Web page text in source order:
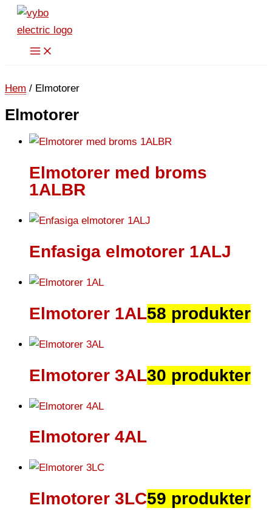
Hoppa
innehåll
Hem / Elmotorer
Elmotorer
Elmotorer med broms
1ALBR
Enfasiga elmotorer 1ALJ
Elmotorer 1AL58 produkter
Elmotorer 3AL30 produkter
Elmotorer 4AL
Elmotorer 3LC59 produkter